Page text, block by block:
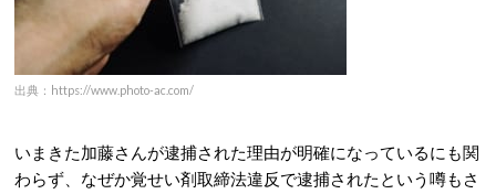
出典：https://www.photo-ac.com/
いまきた加藤さんが逮捕された理由が明確になっているにも関
わらず、なぜか覚せい剤取締法違反で逮捕されたという噂もさ